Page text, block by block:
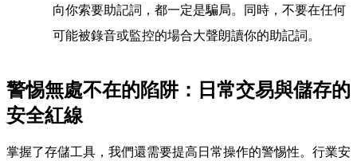
向你索要助記詞，都一定是騙局。同時，不要在任何
可能被錄音或監控的場合大聲朗讀你的助記詞。
警惕無處不在的陷阱：日常交易與儲存的
安全紅線
掌握了存儲工具，我們還需要提高日常操作的警惕性。行業安